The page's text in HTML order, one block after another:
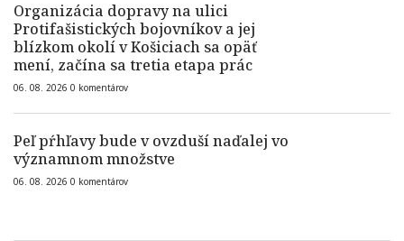
Organizácia dopravy na ulici
Protifašistických bojovníkov a jej
blízkom okolí v Košiciach sa opäť
mení, začína sa tretia etapa prác
06. 08. 2026 0 komentárov
Peľ pŕhľavy bude v ovzduší naďalej vo
významnom množstve
06. 08. 2026 0 komentárov